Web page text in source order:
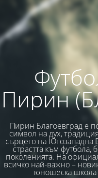
Пирин
Пирин Благоевград е
символ на дух,
сърцето на Югозападна
страстта към футбола,
поколенията. На
всичко най-важно –
юношеска школа